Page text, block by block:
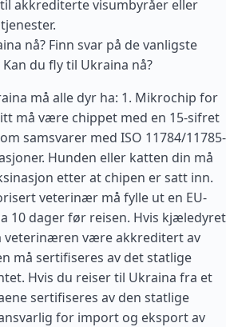
akkrediterte visumbyråer eller
nå? Finn svar på de vanligste
du fly til Ukraina nå?
må alle dyr ha: 1. Mikrochip for
må være chippet med en 15-sifret
samsvarer med ISO 11784/11785-
Hunden eller katten din må
etter at chipen er satt inn.
veterinær må fylle ut en EU-
10 dager før reisen. Hvis kjæledyret
veterinæren være akkreditert av
må sertifiseres av det statlige
Hvis du reiser til Ukraina fra et
sertifiseres av den statlige
for import og eksport av